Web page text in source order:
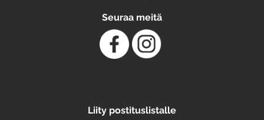
Seuraa meitä
Liity postituslistalle